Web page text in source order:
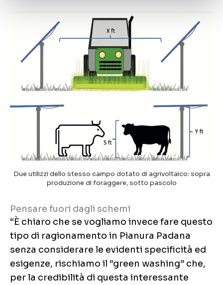
Due utilizzi dello stesso campo dotato di agrivoltaico: sopra
produzione di foraggere, sotto pascolo
Pensare fuori dagli schemi
“È chiaro che se vogliamo invece fare questo
tipo di ragionamento in Pianura Padana
senza considerare le evidenti specificità ed
esigenze, rischiamo il “green washing” che,
per la credibilità di questa interessante